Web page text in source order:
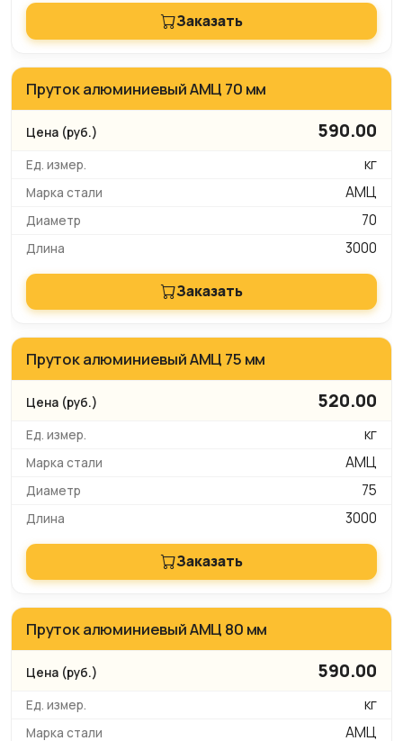
Заказать
Пруток алюминиевый АМЦ 70 мм
590.00
кг
АМЦ
70
3000
Заказать
Пруток алюминиевый АМЦ 75 мм
520.00
кг
АМЦ
75
3000
Заказать
Пруток алюминиевый АМЦ 80 мм
590.00
кг
АМЦ